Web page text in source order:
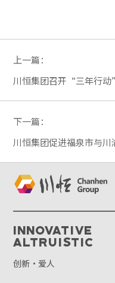
上一篇：
川恒集团召开“三年行
下一篇：
川恒集团促进福泉市与
Innovative
Altruistic
创新·爱人